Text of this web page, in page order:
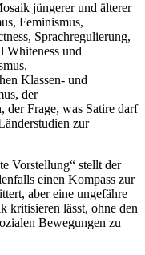
jüngerer und älterer
Feminismus,
Sprachregulierung,
Whiteness und
Klassen- und
der
der Frage, was Satire darf
zur
Vorstellung“ stellt der
einen Kompass zur
aber eine ungefähre
kritisieren lässt, ohne den
Bewegungen zu